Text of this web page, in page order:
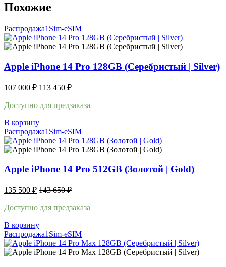
Похожие
Распродажа1Sim-eSIM
Apple iPhone 14 Pro 128GB (Серебристый | Silver)
107 000 ₽ 113 450₽
Доступно для предзаказа
В корзину
Распродажа1Sim-eSIM
Apple iPhone 14 Pro 512GB (Золотой | Gold)
135 500 ₽ 143 650₽
Доступно для предзаказа
В корзину
Распродажа1Sim-eSIM